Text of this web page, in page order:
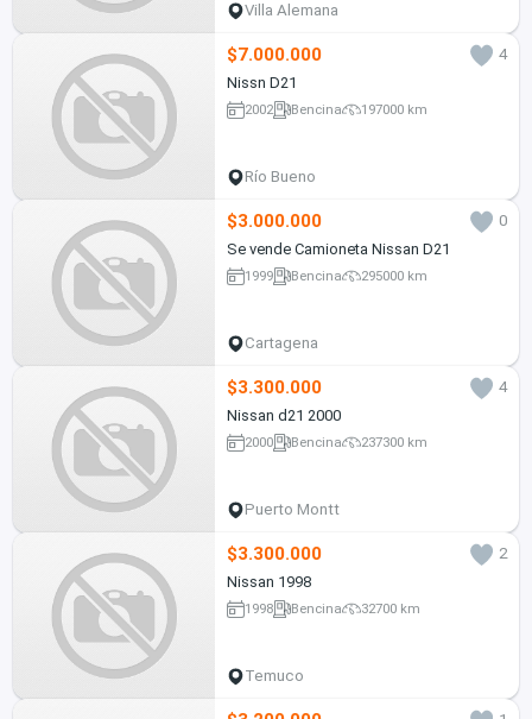
Villa Alemana
$7.000.000
4
Nissn D21
2002 Bencina 197000 km
Río Bueno
$3.000.000
0
Se vende Camioneta Nissan D21
1999 Bencina 295000 km
Cartagena
$3.300.000
4
Nissan d21 2000
2000 Bencina 237300 km
Puerto Montt
$3.300.000
2
Nissan 1998
1998 Bencina 32700 km
Temuco